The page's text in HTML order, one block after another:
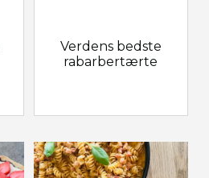
Verdens bedste
rabarbertærte